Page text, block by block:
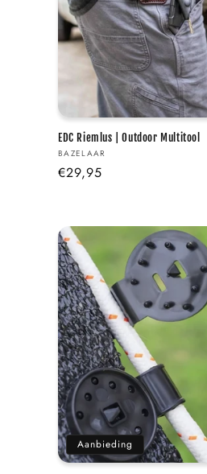
EDC Riemlus | Outdoor Multitool
Verkoper:
BAZELAAR
Normale
€29,95
Aanbieding